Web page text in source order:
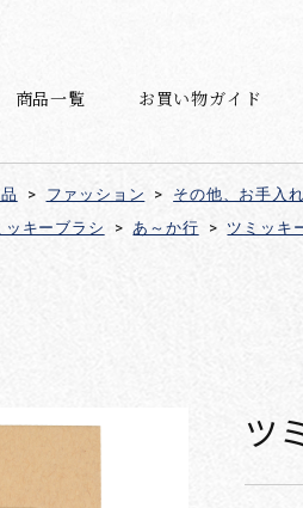
商品一覧 お買い物ガイド
> ファッション > その他、お手入
ッキーブラシ > あ～か行 > ツミッキ
ツ